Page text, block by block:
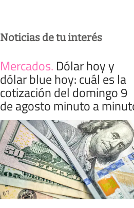
Noticias de tu interés
Mercados. Dólar hoy y
dólar blue hoy: cuál es la
cotización del domingo 9
de agosto minuto a